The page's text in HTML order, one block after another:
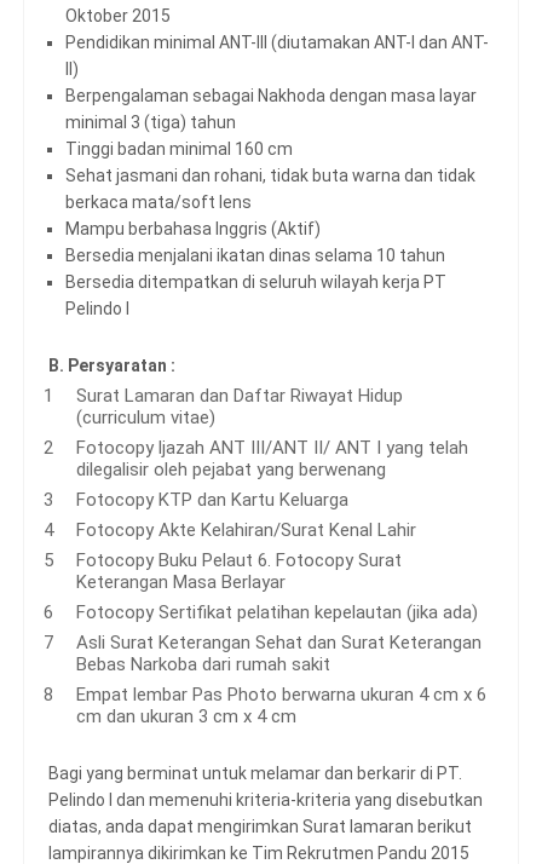
Oktober 2015
Pendidikan minimal ANT-III (diutamakan ANT-I dan ANT-
II)
Berpengalaman sebagai Nakhoda dengan masa layar
minimal 3 (tiga) tahun
Tinggi badan minimal 160 cm
Sehat jasmani dan rohani, tidak buta warna dan tidak
berkaca mata/soft lens
Mampu berbahasa Inggris (Aktif)
Bersedia menjalani ikatan dinas selama 10 tahun
Bersedia ditempatkan di seluruh wilayah kerja PT
Pelindo I
B. Persyaratan :
Surat Lamaran dan Daftar Riwayat Hidup
(curriculum vitae)
Fotocopy ljazah ANT III/ANT II/ ANT I yang telah
dilegalisir oleh pejabat yang berwenang
Fotocopy KTP dan Kartu Keluarga
Fotocopy Akte Kelahiran/Surat Kenal Lahir
Fotocopy Buku Pelaut 6. Fotocopy Surat
Keterangan Masa Berlayar
Fotocopy Sertifikat pelatihan kepelautan (jika ada)
Asli Surat Keterangan Sehat dan Surat Keterangan
Bebas Narkoba dari rumah sakit
Empat lembar Pas Photo berwarna ukuran 4 cm x 6
cm dan ukuran 3 cm x 4 cm
Bagi yang berminat untuk melamar dan berkarir di PT.
Pelindo I dan memenuhi kriteria-kriteria yang disebutkan
diatas, anda dapat mengirimkan Surat lamaran berikut
lampirannya dikirimkan ke Tim Rekrutmen Pandu 2015